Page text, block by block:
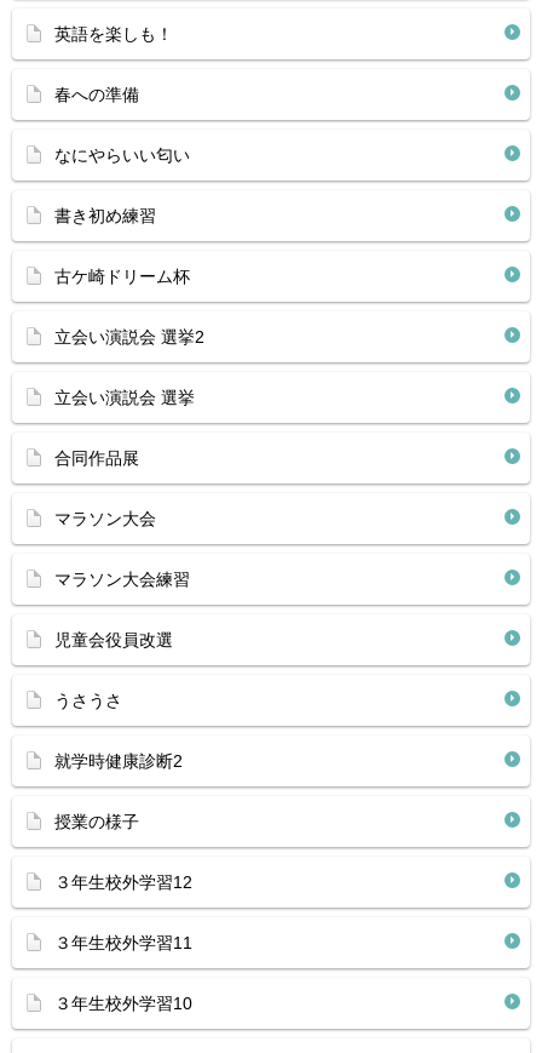
英語を楽しも！
春への準備
なにやらいい匂い
書き初め練習
古ケ崎ドリーム杯
立会い演説会 選挙2
立会い演説会 選挙
合同作品展
マラソン大会
マラソン大会練習
児童会役員改選
うさうさ
就学時健康診断2
授業の様子
３年生校外学習12
３年生校外学習11
３年生校外学習10